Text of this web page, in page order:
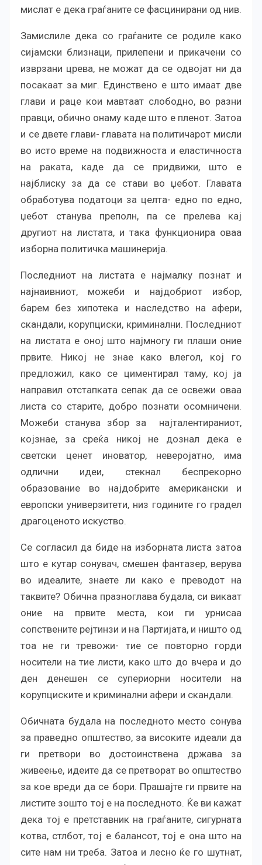
мислат е дека граѓаните се фасцинирани од нив.
Замислиле дека со граѓаните се родиле како
сијамски близнаци, прилепени и прикачени со
изврзани црева, не можат да се одвојат ни да
посакаат за миг. Единствено е што имаат две
глави и раце кои мавтаат слободно, во разни
правци, обично онаму каде што е пленот. Затоа
и се двете глави- главата на политичарот мисли
во исто време на подвижноста и еластичноста
на раката, каде да се придвижи, што е
најблиску за да се стави во џебот. Главата
обработува податоци за целта- едно по едно,
џебот станува преполн, па се прелева кај
другиот на листата, и така функционира оваа
изборна политичка машинерија.
Последниот на листата е најмалку познат и
најнаивниот, можеби и најдобриот избор,
барем без хипотека и наследство на афери,
скандали, корупциски, криминални. Последниот
на листата е оној што најмногу ги плаши оние
првите. Никој не знае како влегол, кој го
предложил, како се циментирал таму, кој ја
направил отстапката сепак да се освежи оваа
листа со старите, добро познати осомничени.
Можеби станува збор за најталентираниот,
којзнае, за среќа никој не дознал дека е
светски ценет иноватор, неверојатно, има
одлични идеи, стекнал беспрекорно
образование во најдобрите американски и
европски универзитети, низ годините го градел
драгоценото искуство.
Се согласил да биде на изборната листа затоа
што е кутар сонувач, смешен фантазер, верува
во идеалите, знаете ли како е преводот на
таквите? Обична празноглава будала, си викаат
оние на првите места, кои ги урнисаа
сопствените рејтинзи и на Партијата, и ништо од
тоа не ги тревожи- тие се повторно горди
носители на тие листи, како што до вчера и до
ден денешен се супериорни носители на
корупциските и криминални афери и скандали.
Обичната будала на последното место сонува
за праведно општество, за високите идеали да
ги претвори во достоинствена држава за
живеење, идеите да се претворат во општество
за кое вреди да се бори. Прашајте ги првите на
листите зошто тој е на последното. Ќе ви кажат
дека тој е претставник на граѓаните, сигурната
котва, стлбот, тој е балансот, тој е она што на
сите нам ни треба. Затоа и лесно ќе го шутнат,